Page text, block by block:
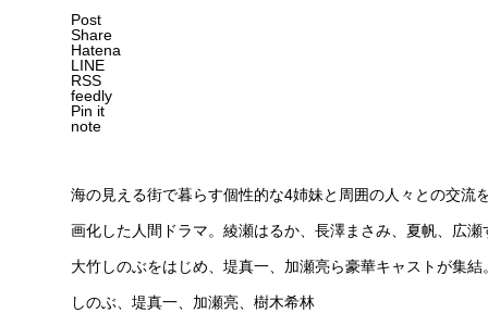
Post
Share
Hatena
LINE
RSS
feedly
Pin it
note
海の見える街で暮らす個性的な4姉妹と周囲の人々との交
画化した人間ドラマ。綾瀬はるか、長澤まさみ、夏帆、広
大竹しのぶをはじめ、堤真一、加瀬亮ら豪華キャストが集
しのぶ、堤真一、加瀬亮、樹木希林